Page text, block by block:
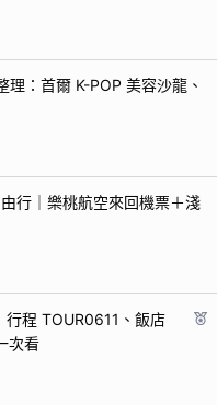
：首爾 K-POP 美容沙龍、
行｜樂桃航空來回機票＋淺
行程 TOUR0611、飯店
次看